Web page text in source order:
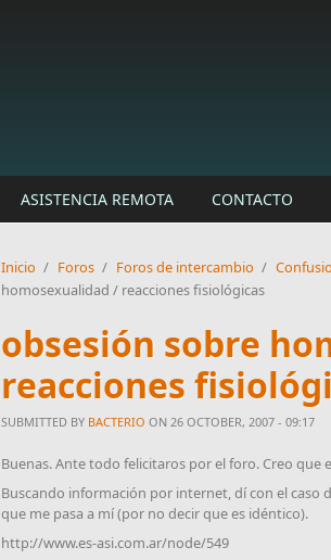
ASISTENCIA REMOTA CONTACTO
Inicio / Foros / Foros de intercambio /
homosexualidad / reacciones fisiológicas
obsesión sobre
reacciones
SUBMITTED BY BACTERIO ON 26 OCTOBER, 2007 - 09:17
Buenas. Ante todo felicitaros por el foro. Creo
Buscando información por internet, dí con el caso
que me pasa a mí (por no decir que es idéntico).
http://www.es-asi.com.ar/node/549